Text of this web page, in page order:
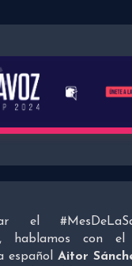
el
, hablamos con el
español Aitor